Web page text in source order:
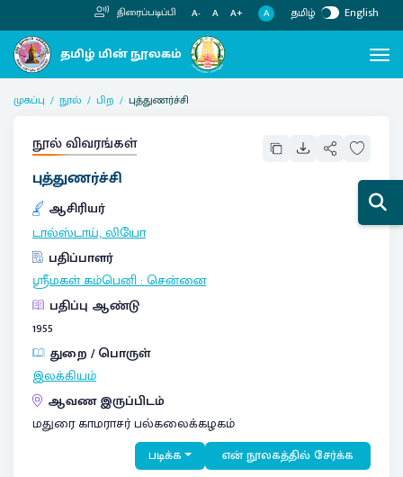
திரைப்படிப்பி A- A A+ A தமிழ் English
முகப்பு நூல் பிற புத்துணர்ச்சி
நூல் விவரங்கள்
புத்துணர்ச்சி
ஆசிரியர்
டால்ஸ்டாய், லியோ
பதிப்பாளர்
ஸ்ரீமகள் கம்பெனி:சென்னை
பதிப்பு ஆண்டு
1955
துறை / பொருள்
இலக்கியம்
ஆவண இருப்பிடம்
மதுரை காமராசர் பல்கலைக்கழகம்
படிக்க என் நூலகத்தில் சேர்க்க